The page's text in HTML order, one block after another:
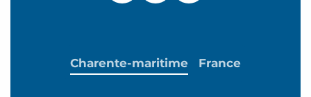
Charente-maritime France